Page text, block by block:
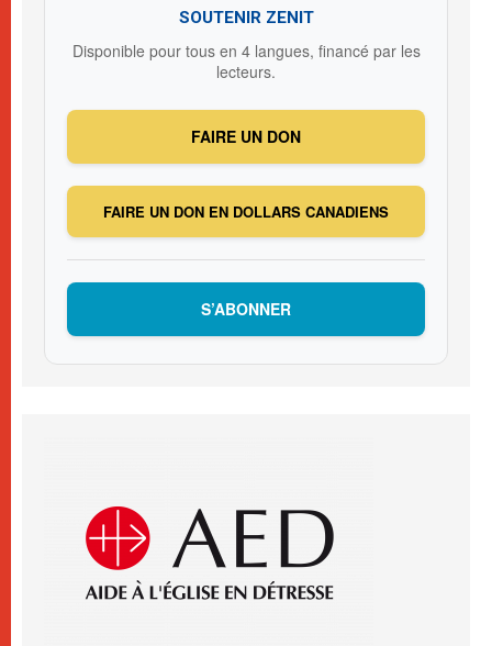
SOUTENIR ZENIT
Disponible pour tous en 4 langues, financé par les
lecteurs.
FAIRE UN DON
FAIRE UN DON EN DOLLARS CANADIENS
S’ABONNER